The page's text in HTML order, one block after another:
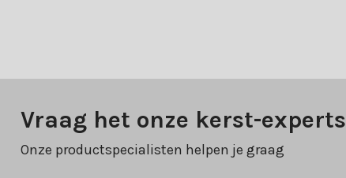
Vraag het onze kerst-experts
Onze productspecialisten helpen je graag